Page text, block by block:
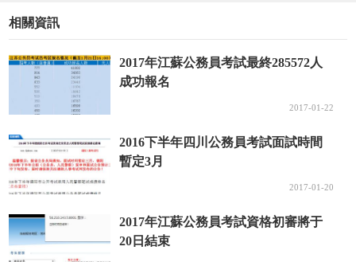
相關資訊
2017年江蘇公務員考試最終285572人
成功報名
2017-01-22
2016下半年四川公務員考試面試時間
暫定3月
2017-01-20
2017年江蘇公務員考試資格初審將于
20日結束